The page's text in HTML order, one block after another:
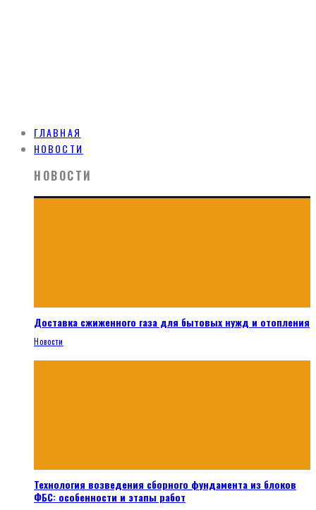
ГЛАВНАЯ
НОВОСТИ
НОВОСТИ
Доставка сжиженного газа для бытовых нужд и отопления
Новости
Технология возведения сборного фундамента из блоков
ФБС: особенности и этапы работ